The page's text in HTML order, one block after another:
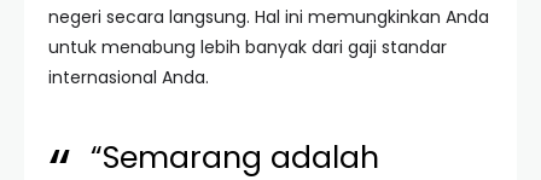
negeri secara langsung. Hal ini memungkinkan Anda
untuk menabung lebih banyak dari gaji standar
internasional Anda.
“Semarang adalah